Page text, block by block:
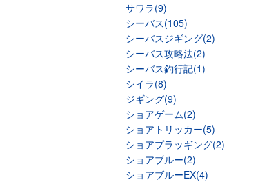
サワラ(9)
シーバス(105)
シーバスジギング(2)
シーバス攻略法(2)
シーバス釣行記(1)
シイラ(8)
ジギング(9)
ショアゲーム(2)
ショアトリッカー(5)
ショアプラッギング(2)
ショアブルー(2)
ショアブルーEX(4)